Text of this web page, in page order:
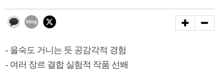
- 을숙도 거니는 듯 공감각적 경험
- 여러 장르 결합 실험적 작품 선봬